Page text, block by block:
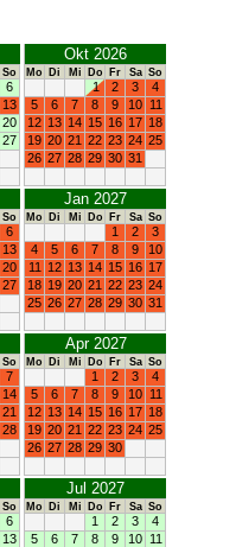
So
6
13
20
27
Okt 2026
Mo Di Mi Do Fr Sa So
1 2 3
4
5
6 7 8 9 10 11
12 13 14 15 16 17 18
19 20 21 22 23 24 25
26 27 28 29 30 31
So
6
13
20
27
Jan 2027
Mo Di Mi Do Fr Sa So
1 2
3
4
5 6 7 8 9
10
11
12 13 14 15 16 17
18 19 20 21 22 23 24
25 26 27 28 29 30 31
So
7
14
21
28
Apr 2027
Mo Di Mi Do Fr Sa So
1 2 3
4
5
6 7 8 9 10 11
12 13 14 15 16 17 18
19 20 21 22 23 24 25
26 27 28 29 30
So
6
13
Jul 2027
Mo Di Mi Do Fr Sa So
1 2 3
4
5
6 7 8 9 10 11